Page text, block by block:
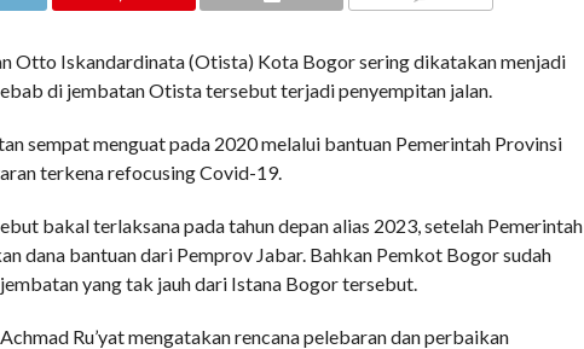
Otto Iskandardinata (Otista) Kota Bogor sering dikatakan menjadi
di jembatan Otista tersebut terjadi penyempitan jalan.
sempat menguat pada 2020 melalui bantuan Pemerintah Provinsi
terkena refocusing Covid-19.
bakal terlaksana pada tahun depan alias 2023, setelah Pemerintah
dana bantuan dari Pemprov Jabar. Bahkan Pemkot Bogor sudah
yang tak jauh dari Istana Bogor tersebut.
Ru’yat mengatakan rencana pelebaran dan perbaikan